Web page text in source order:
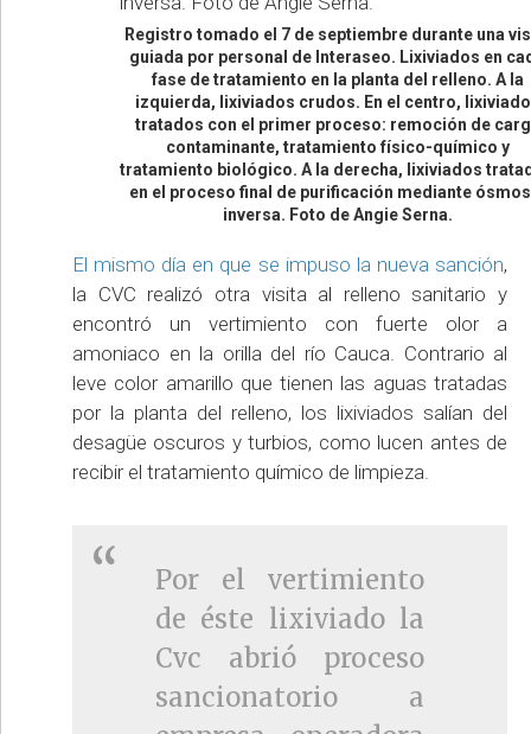
Registro tomado el 7 de septiembre durante una
guiada por personal de Interaseo. Lixiviados en
fase de tratamiento en la planta del relleno. A la
izquierda, lixiviados crudos. En el centro,
tratados con el primer proceso: remoción de
contaminante, tratamiento físico-químico y
tratamiento biológico. A la derecha, lixiviados
en el proceso final de purificación mediante
inversa. Foto de Angie Serna.
El mismo día en que se impuso la nueva sanción,
la CVC realizó otra visita al relleno sanitario y
encontró un vertimiento con fuerte olor a
amoniaco en la orilla del río Cauca. Contrario al
leve color amarillo que tienen las aguas tratadas
por la planta del relleno, los lixiviados salían del
desagüe oscuros y turbios, como lucen antes de
recibir el tratamiento químico de limpieza.
Por el vertimiento
de éste lixiviado la
Cvc abrió proceso
sancionatorio a